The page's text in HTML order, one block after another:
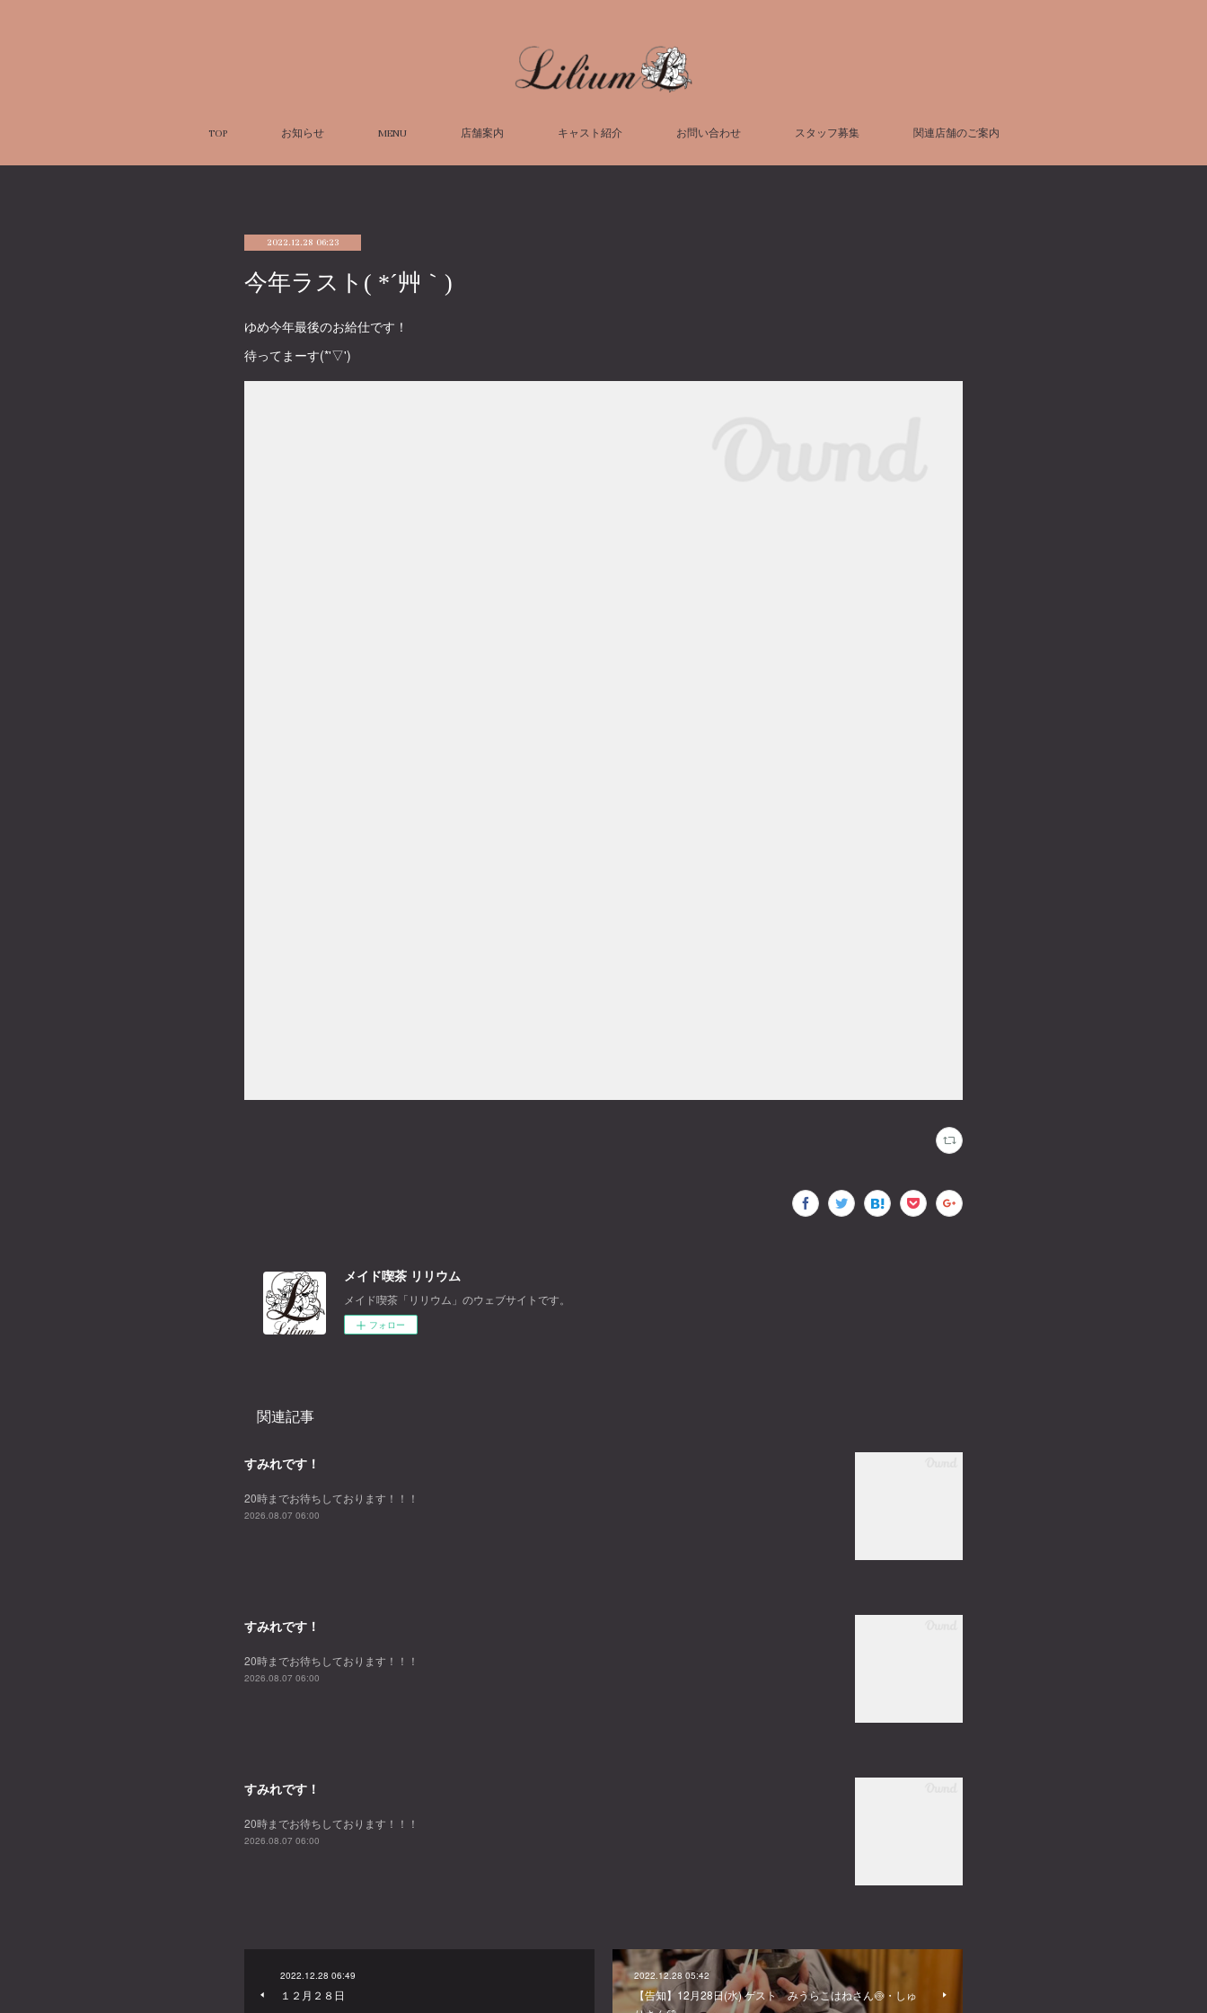
TOP お知らせ MENU 店舗案内 キャスト紹介 お問い合わせ スタッフ募集 関連店舗のご案内
2022.12.28 06:23
今年ラスト( *´艸｀)
ゆめ今年最後のお給仕です！
待ってまーす(*'▽')
メイド喫茶 リリウム
メイド喫茶「リリウム」のウェブサイトです。
フォロー
関連記事
すみれです！
20時までお待ちしております！！！
2026.08.07 06:00
すみれです！
20時までお待ちしております！！！
2026.08.07 06:00
すみれです！
20時までお待ちしております！！！
2026.08.07 06:00
2022.12.28 06:49
１２月２８日
2022.12.28 05:42
【告知】12月28日(水) ゲスト みうらこはねさん🍥・しゅ